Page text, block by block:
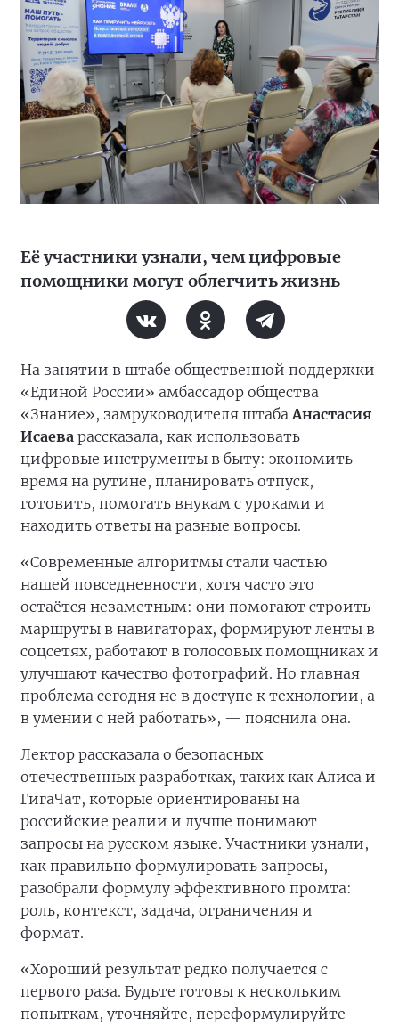
Её участники узнали, чем цифровые
помощники могут облегчить жизнь
На занятии в штабе общественной поддержки
«Единой России» амбассадор общества
«Знание», замруководителя штабаАнастасия
Исаева рассказала, как использовать
цифровые инструменты в быту: экономить
время на рутине, планировать отпуск,
готовить, помогать внукам с уроками и
находить ответы на разные вопросы.
«Современные алгоритмы стали частью
нашей повседневности, хотя часто это
остаётся незаметным: они помогают строить
маршруты в навигаторах, формируют ленты в
соцсетях, работают в голосовых помощниках и
улучшают качество фотографий. Но главная
проблема сегодня не в доступе к технологии, а
в умении с ней работать», — пояснила она.
Лектор рассказала о безопасных
отечественных разработках, таких как Алиса и
ГигаЧат, которые ориентированы на
российские реалии и лучше понимают
запросы на русском языке. Участники узнали,
как правильно формулировать запросы,
разобрали формулу эффективного промта:
роль, контекст, задача, ограничения и
формат.
«Хороший результат редко получается с
первого раза. Будьте готовы к нескольким
попыткам, уточняйте, переформулируйте —